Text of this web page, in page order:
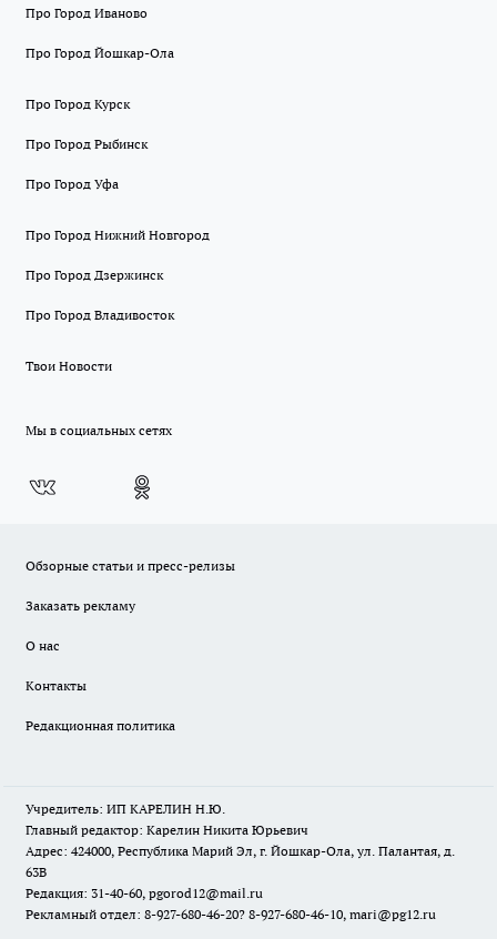
Про Город Иваново
Про Город Йошкар-Ола
Про Город Курск
Про Город Рыбинск
Про Город Уфа
Про Город Нижний Новгород
Про Город Дзержинск
Про Город Владивосток
Твои Новости
Мы в социальных сетях
Обзорные статьи и пресс-релизы
Заказать рекламу
О нас
Контакты
Редакционная политика
Учредитель: ИП КАРЕЛИН Н.Ю.
Главный редактор: Карелин Никита Юрьевич
Адрес: 424000, Республика Марий Эл, г. Йошкар-Ола, ул. Палантая, д.
63В
Редакция: 31-40-60, pgorod12@mail.ru
Рекламный отдел: 8-927-680-46-20? 8-927-680-46-10, mari@pg12.ru